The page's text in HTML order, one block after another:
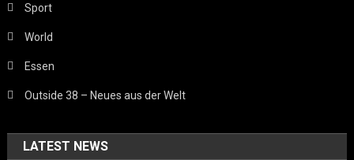
Sport
World
Essen
Outside 38 – Neues aus der Welt
LATEST NEWS